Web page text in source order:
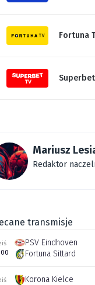
Fortuna
Mariusz
Redaktor
transmisje
PSV Eindhoven
Fortuna Sittard
Korona Kielce